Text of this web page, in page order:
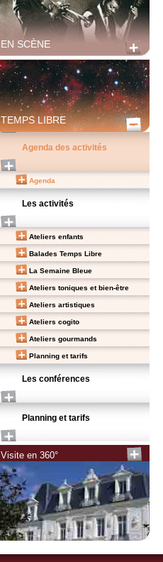
EN SCÈNE
TEMPS LIBRE
Agenda des activités
Agenda
Les activités
Ateliers enfants
Balades Temps Libre
La Semaine Bleue
Ateliers toniques et bien-être
Ateliers artistiques
Ateliers cogito
Ateliers gourmands
Planning et tarifs
Les conférences
Planning et tarifs
Visite en 360°